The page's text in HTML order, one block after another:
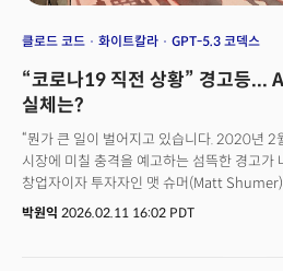
클로드 코드 화이트칼라 GPT-5.3 코덱스
“코로나19 직전 상황” 경고등...
실체는?
“뭔가 큰 일이 벌어지고 있습니다. 2020년 2
시장에 미칠 충격을 예고하는 섬뜩한 경고가
창업자이자 투자자인 맷 슈머(Matt
상황을 코로나19(Covid-19) 팬데믹 직전에
박원익 2026.02.11 16:02 PDT